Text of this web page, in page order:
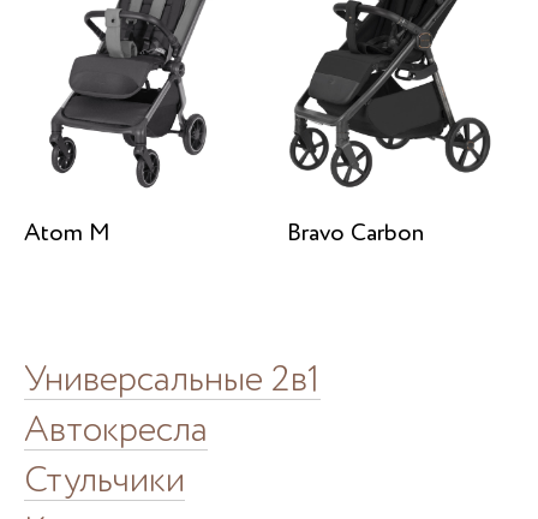
Atom M Bravo Carbon
Универсальные 2в1
Автокресла
Стульчики